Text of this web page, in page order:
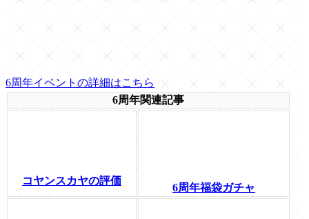
6周年イベントの詳細はこちら
6周年関連記事
コヤンスカヤの評価
6周年福袋ガチャ